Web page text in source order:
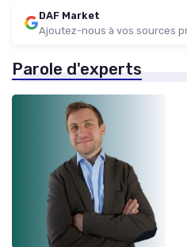
DAF Market
Ajoutez-nous à vos sources
Parole d'experts